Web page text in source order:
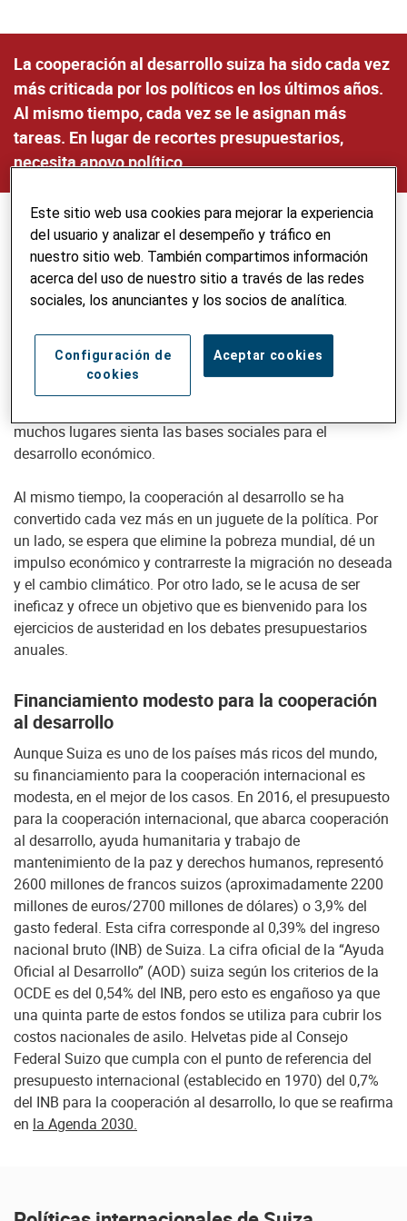
La cooperación al desarrollo suiza ha sido cada vez
más criticada por los políticos en los últimos años.
Al mismo tiempo, cada vez se le asignan más
tareas. En lugar de recortes presupuestarios,
necesita apoyo político.
La cooperación al desarrollo sirve para combatir la pobreza
y la exclusión, brinda a los grupos desfavorecidos acceso a
la atención médica, el agua y la educación, y ayuda en la
vida política, cultural y social. Reciben apoyo para que se
al desarrollo ayuda a las comunidades pobres y
muchos lugares sienta las bases sociales para el
desarrollo económico.
Al mismo tiempo, la cooperación al desarrollo se ha
convertido cada vez más en un juguete de la política. Por
un lado, se espera que elimine la pobreza mundial, dé un
impulso económico y contrarreste la migración no deseada
y el cambio climático. Por otro lado, se le acusa de ser
ineficaz y ofrece un objetivo que es bienvenido para los
ejercicios de austeridad en los debates presupuestarios
anuales.
Financiamiento modesto para la cooperación
al desarrollo
Aunque Suiza es uno de los países más ricos del mundo,
su financiamiento para la cooperación internacional es
modesta, en el mejor de los casos. En 2016, el presupuesto
para la cooperación internacional, que abarca cooperación
al desarrollo, ayuda humanitaria y trabajo de
mantenimiento de la paz y derechos humanos, representó
2600 millones de francos suizos (aproximadamente 2200
millones de euros/2700 millones de dólares) o 3,9% del
gasto federal. Esta cifra corresponde al 0,39% del ingreso
nacional bruto (INB) de Suiza. La cifra oficial de la “Ayuda
Oficial al Desarrollo” (AOD) suiza según los criterios de la
OCDE es del 0,54% del INB, pero esto es engañoso ya que
una quinta parte de estos fondos se utiliza para cubrir los
costos nacionales de asilo. Helvetas pide al Consejo
Federal Suizo que cumpla con el punto de referencia del
presupuesto internacional (establecido en 1970) del 0,7%
del INB para la cooperación al desarrollo, lo que se reafirma
en la Agenda 2030.
Este sitio web usa cookies para mejorar la experiencia
del usuario y analizar el desempeño y tráfico en
nuestro sitio web. También compartimos información
acerca del uso de nuestro sitio a través de las redes
sociales, los anunciantes y los socios de analítica.
Aceptar cookies
Configuración de
cookies